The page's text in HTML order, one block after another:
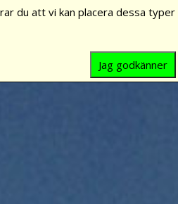
du att vi kan placera dessa typer
Jag godkänner